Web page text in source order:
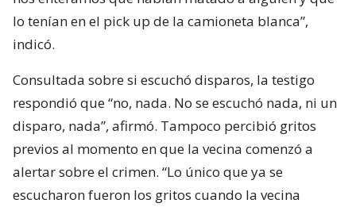
lo tenían en el pick up de la camioneta blanca”,
indicó.
Consultada sobre si escuchó disparos, la testigo
respondió que “no, nada. No se escuchó nada, ni un
disparo, nada”, afirmó. Tampoco percibió gritos
previos al momento en que la vecina comenzó a
alertar sobre el crimen. “Lo único que ya se
escucharon fueron los gritos cuando la vecina